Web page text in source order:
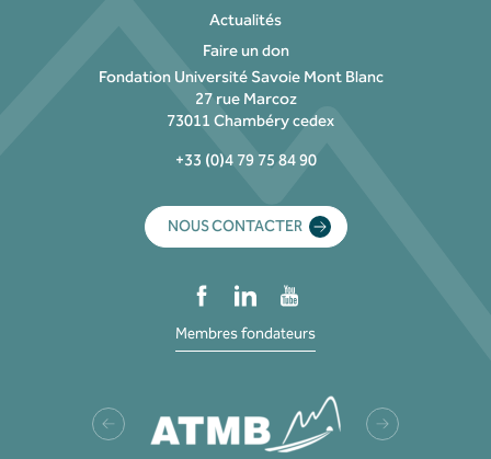
Actualités
Faire un don
Membres fondateurs
Fondation Université Savoie Mont Blanc
27 rue Marcoz
73011 Chambéry cedex
+33 (0)4 79 75 84 90
NOUS CONTACTER